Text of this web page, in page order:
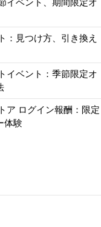
イベント、期間限定オ
：見つけ方、引き換え
イベント：季節限定オ
ア ログイン報酬：限定
体験